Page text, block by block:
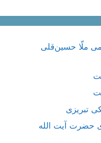
ملّا حسین‌قلی
تبریزی
حضرت آیت الله